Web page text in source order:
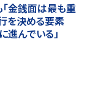
金銭面は最も重
を決める要素
進んでいる」